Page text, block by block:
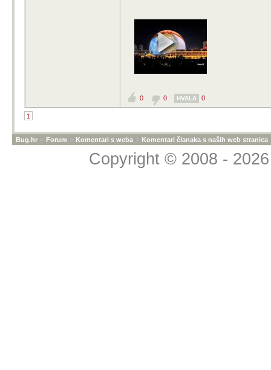
0 0 HVALA 0
1
Bug.hr » Forum » Komentari s weba » Komentari članaka s naših web stranica
Copyright © 2008 -